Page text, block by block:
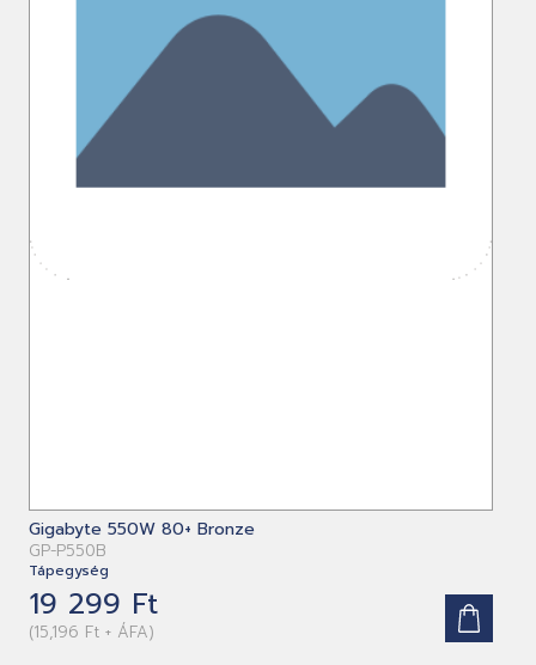
Gigabyte 550W 80+ Bronze
GP-P550B
Tápegység
19 299 Ft
(15,196 Ft + ÁFA)